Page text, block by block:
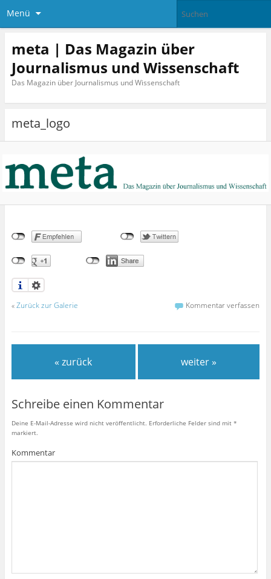
Menü
meta | Das Magazin über
Journalismus und Wissenschaft
Das Magazin über Journalismus und Wissenschaft
meta_logo
«Zurück zur Galerie Kommentar verfassen
« zurück weiter »
Schreibe einen Kommentar
Deine E-Mail-Adresse wird nicht veröffentlicht. Erforderliche Felder sind mit *
markiert.
Kommentar